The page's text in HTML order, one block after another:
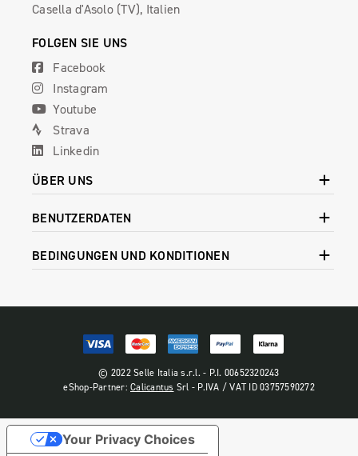
Casella d'Asolo (TV), Italien
FOLGEN SIE UNS
Facebook
Instagram
Youtube
Strava
Linkedin
ÜBER UNS
BENUTZERDATEN
BEDINGUNGEN UND KONDITIONEN
© 2022 Selle Italia s.r.l. - P.I. 00652320243
eShop-Partner: Calicantus Srl - P.IVA / VAT ID 03757590272
Your Privacy Choices